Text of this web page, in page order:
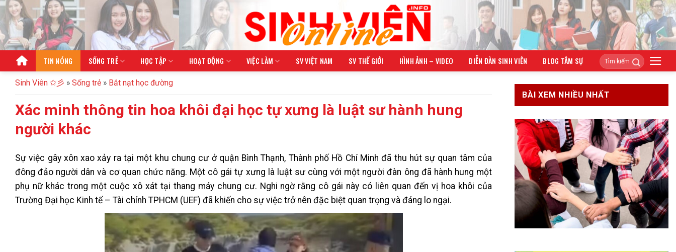
Bỏ
qua
nội
dung
TIN NÓNG SỐNG TRẺ HỌC TẬP HOẠT ĐỘNG VIỆC LÀM SV VIỆT NAM SV THẾ GIỚI HÌNH ẢNH – VIDEO DIỄN ĐÀN SINH VIÊN BLOG TÂM SỰ
Sinh Viên ✩彡 » Sống trẻ » Bắt nạt học đường
Xác minh thông tin hoa khôi đại học tự xưng là luật sư hành hung
người khác
Sự việc gây xôn xao xảy ra tại một khu chung cư ở quận Bình Thạnh, Thành phố Hồ Chí Minh đã thu hút sự quan tâm của
đông đảo người dân và cơ quan chức năng. Một cô gái tự xưng là luật sư cùng với một người đàn ông đã hành hung một
phụ nữ khác trong một cuộc xô xát tại thang máy chung cư. Nghi ngờ rằng cô gái này có liên quan đến vị hoa khôi của
Trường Đại học Kinh tế – Tài chính TPHCM (UEF) đã khiến cho sự việc trở nên đặc biệt quan trọng và đáng lo ngại.
BÀI XEM NHIỀU NHẤT